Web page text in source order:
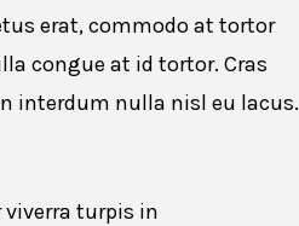
erat, commodo at tortor
congue at id tortor. Cras
interdum nulla nisl eu lacus.
viverra turpis in